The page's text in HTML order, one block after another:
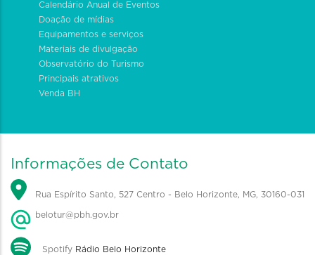
Calendário Anual de Eventos
Doação de mídias
Equipamentos e serviços
Materiais de divulgação
Observatório do Turismo
Principais atrativos
Venda BH
Informações de Contato
Rua Espírito Santo, 527 Centro - Belo Horizonte, MG, 30160-031
belotur@pbh.gov.br
Spotify Rádio Belo Horizonte